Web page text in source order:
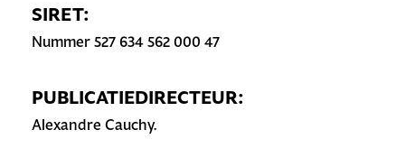
SIRET:
Nummer 527 634 562 000 47
PUBLICATIEDIRECTEUR:
Alexandre Cauchy.